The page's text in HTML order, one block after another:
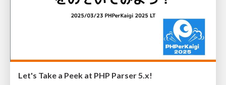
Let's Take a Peek at PHP Parser 5.x!